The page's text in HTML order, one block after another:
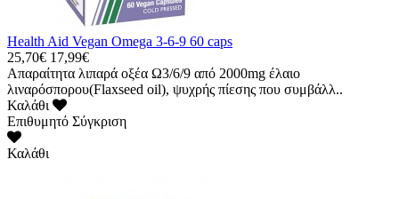
Health Aid Vegan Omega 3-6-9 60 caps
25,70€ 17,99€
Απαραίτητα λιπαρά οξέα Ω3/6/9 από 2000mg έλαιο
λιναρόσπορου(Flaxseed oil), ψυχρής πίεσης που συμβάλλ..
Καλάθι
Επιθυμητό Σύγκριση
Καλάθι